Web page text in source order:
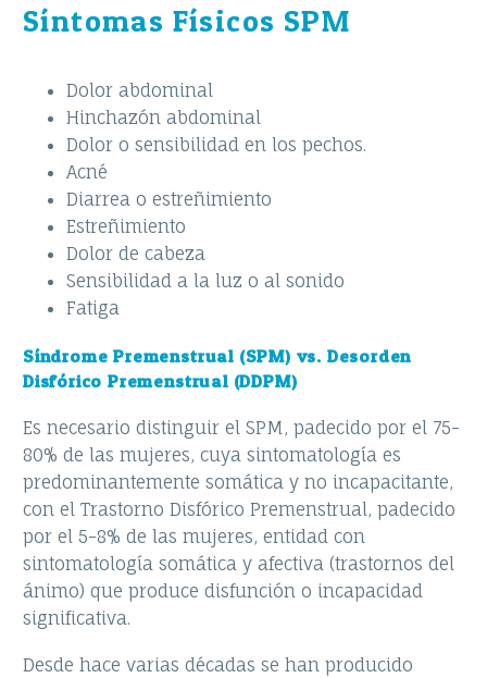
Síntomas Físicos SPM
Dolor abdominal
Hinchazón abdominal
Dolor o sensibilidad en los pechos.
Acné
Diarrea o estreñimiento
Estreñimiento
Dolor de cabeza
Sensibilidad a la luz o al sonido
Fatiga
Síndrome Premenstrual (SPM) vs. Desorden
Disfórico Premenstrual (DDPM)
Es necesario distinguir el SPM, padecido por el 75-
80% de las mujeres, cuya sintomatología es
predominantemente somática y no incapacitante,
con el Trastorno Disfórico Premenstrual, padecido
por el 5-8% de las mujeres, entidad con
sintomatología somática y afectiva (trastornos del
ánimo) que produce disfunción o incapacidad
significativa.
Desde hace varias décadas se han producido